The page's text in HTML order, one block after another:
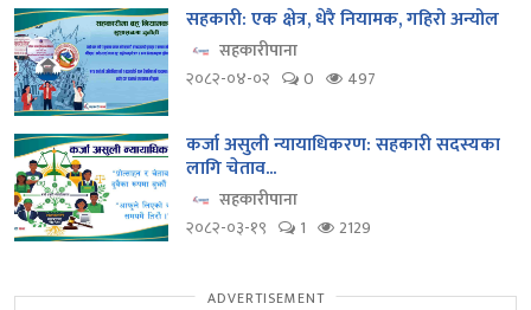
सहकारी: एक क्षेत्र, धेरै नियामक, गहिरो अन्योल
सहकारीपाना
२०८२-०४-०२
0 497
कर्जा असुली न्यायाधिकरण: सहकारी सदस्यका
लागि चेताव...
सहकारीपाना
२०८२-०३-१९
1 2129
ADVERTISEMENT